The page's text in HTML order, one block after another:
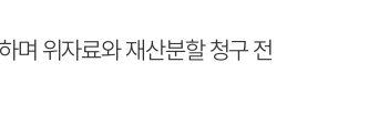
며 위자료와 재산분할 청구 전